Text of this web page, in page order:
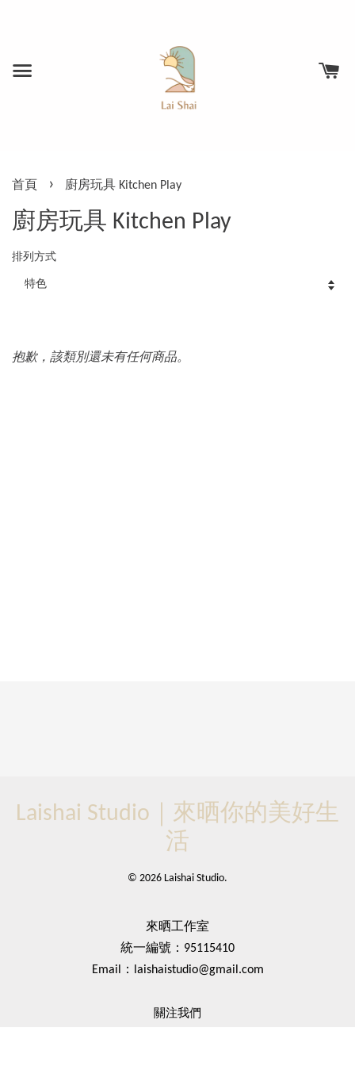
首頁 › 廚房玩具 Kitchen Play
廚房玩具 Kitchen Play
排列方式
抱歉，該類別還未有任何商品。
Laishai Studio｜來晒你的美好生
活
© 2026 Laishai Studio.
來晒工作室
統一編號：95115410
Email：laishaistudio@gmail.com
關注我們